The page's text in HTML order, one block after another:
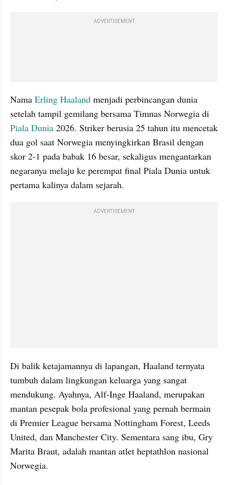
ADVERTISEMENT
Nama Erling Haaland menjadi perbincangan dunia
Piala Dunia 2026. Striker berusia 25 tahun itu mencetak
dua gol saat Norwegia menyingkirkan Brasil dengan
skor 2-1 pada babak 16 besar, sekaligus mengantarkan
negaranya melaju ke perempat final Piala Dunia untuk
pertama kalinya dalam sejarah.
ADVERTISEMENT
Di balik ketajamannya di lapangan, Haaland ternyata
tumbuh dalam lingkungan keluarga yang sangat
mendukung. Ayahnya, Alf-Inge Haaland, merupakan
mantan pesepak bola profesional yang pernah bermain
di Premier League bersama Nottingham Forest, Leeds
United, dan Manchester City. Sementara sang ibu, Gry
Marita Braut, adalah mantan atlet heptathlon nasional
Norwegia.